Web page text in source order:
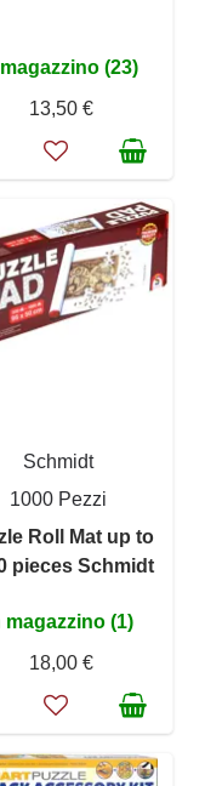
magazzino (23)
13,50 €
Schmidt
1000 Pezzi
Roll Mat up to
pieces Schmidt
magazzino (1)
18,00 €